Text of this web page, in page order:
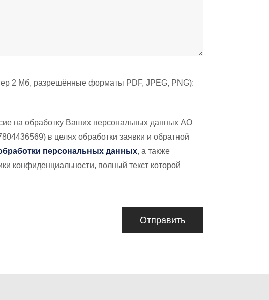
2 Мб, разрешённые форматы PDF, JPEG, PNG):
на обработку Ваших персональных данных АО
в целях обработки заявки и обратной
персональных данных, а также
конфиденциальности, полный текст которой